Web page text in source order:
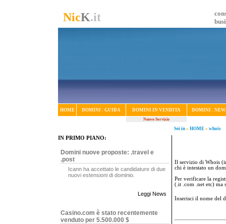
NicK.it
HOME DOMINI : GUIDA DOMINI IN VENDITA DOMINI :
Nuovo Servizio
Sei in » HOME » whois
IN PRIMO PIANO:
Domini nuove proposte: .travel e
.post
Icann ha accettato le candidature di due
nuovi estensioni di dominio.
Leggi News
Casino.com è stato recentemente
venduto per 5.500.000 $
Il servizio di Whois
chi è intestato un
Per verificare la
(.it .com .net etc) ma
Inserisci il nome del